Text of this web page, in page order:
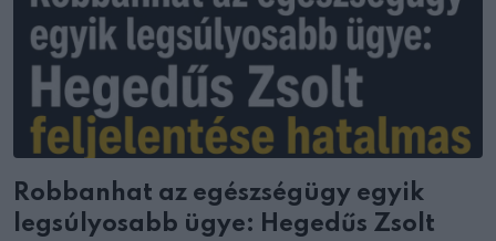
Robbanhat az egészségügy egyik
legsúlyosabb ügye: Hegedűs Zsolt